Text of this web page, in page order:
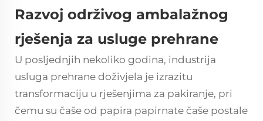
Razvoj održivog ambalažnog
rješenja za usluge prehrane
U posljednjih nekoliko godina, industrija
usluga prehrane doživjela je izrazitu
transformaciju u rješenjima za pakiranje, pri
čemu su čaše od papira papirnate čaše postale